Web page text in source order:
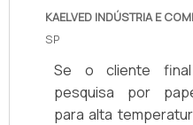
KAELVED INDÚSTRIA E
SP
Se o cliente
pesquisa por
para alta